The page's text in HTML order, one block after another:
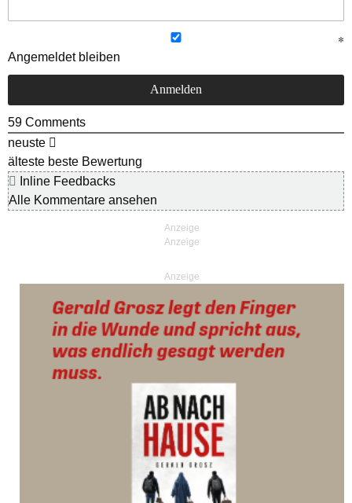
Angemeldet bleiben
59 Comments
neuste
älteste beste Bewertung
Inline Feedbacks
Alle Kommentare ansehen
Anzeige